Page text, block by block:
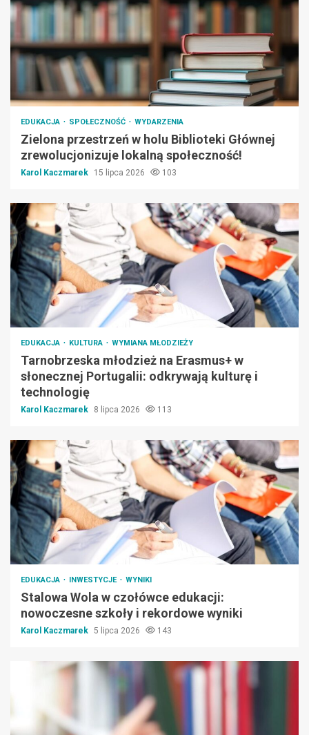
EDUKACJA SPOŁECZNOŚĆ WYDARZENIA
Zielona przestrzeń w holu Biblioteki Głównej
zrewolucjonizuje lokalną społeczność!
Karol Kaczmarek 15 lipca 2026 103
EDUKACJA KULTURA WYMIANA MŁODZIEŻY
Tarnobrzeska młodzież na Erasmus+ w
słonecznej Portugalii: odkrywają kulturę i
technologię
Karol Kaczmarek 8 lipca 2026 113
EDUKACJA INWESTYCJE WYNIKI
Stalowa Wola w czołówce edukacji:
nowoczesne szkoły i rekordowe wyniki
Karol Kaczmarek 5 lipca 2026 143